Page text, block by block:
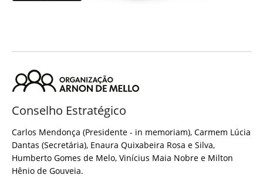
Conselho Estratégico
Carlos Mendonça (Presidente - in memoriam), Carmem Lúcia
Dantas (Secretária), Enaura Quixabeira Rosa e Silva,
Humberto Gomes de Melo, Vinícius Maia Nobre e Milton
Hênio de Gouveia.